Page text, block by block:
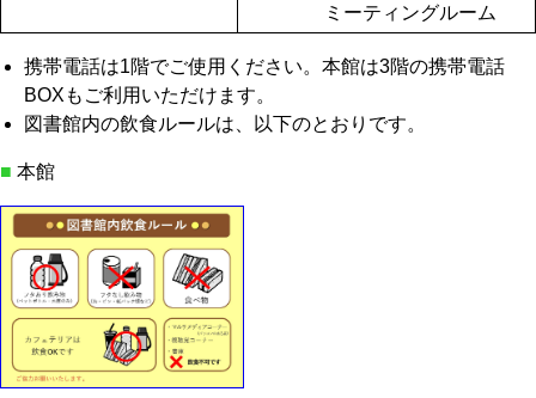
ミーティングルーム
携帯電話は1階でご使用ください。本館は3階の携帯電話
BOXもご利用いただけます。
図書館内の飲食ルールは、以下のとおりです。
■ 本館